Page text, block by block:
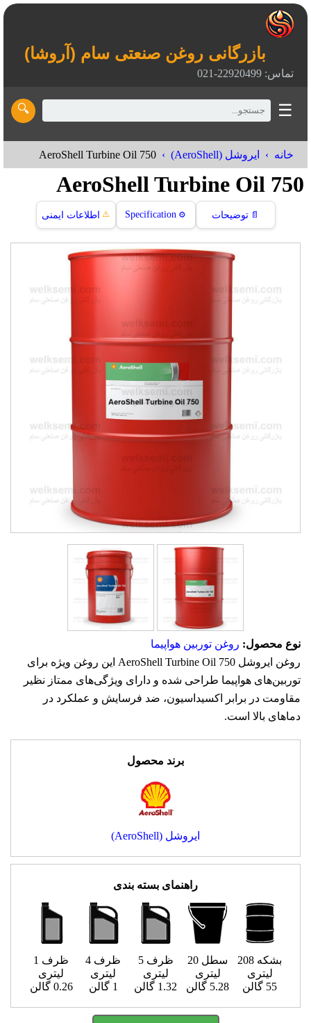
بازرگانی روغن صنعتی سام (آروشا)
تماس: 22920499-021
☰
🔍
خانه ایروشل (AeroShell) AeroShell Turbine Oil 750
AeroShell Turbine Oil 750
📄 توضیحات ⚙️
Specification
⚠️ اطلاعات ایمنی
نوع محصول: روغن توربین هواپیما
روغن ایروشل AeroShell Turbine Oil 750 این روغن ویژه برای
توربین‌های هواپیما طراحی شده و دارای ویژگی‌های ممتاز نظیر
مقاومت در برابر اکسیداسیون، ضد فرسایش و عملکرد در
دماهای بالا است.
برند محصول
ایروشل (AeroShell)
راهنمای بسته بندی
بشکه 208
لیتری
55 گالن
سطل 20
لیتری
5.28 گالن
ظرف 5
لیتری
1.32 گالن
ظرف 4
لیتری
1 گالن
ظرف 1
لیتری
0.26 گالن